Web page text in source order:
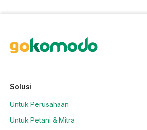
Solusi
Untuk Perusahaan
Untuk Petani & Mitra